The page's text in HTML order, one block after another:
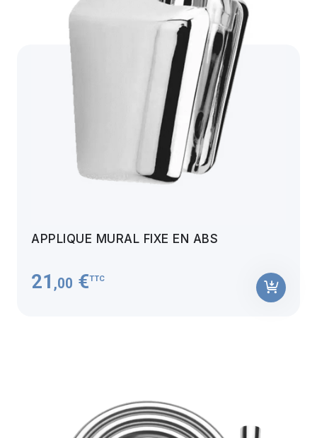
APPLIQUE MURAL FIXE EN ABS
21 ,00 €TTC